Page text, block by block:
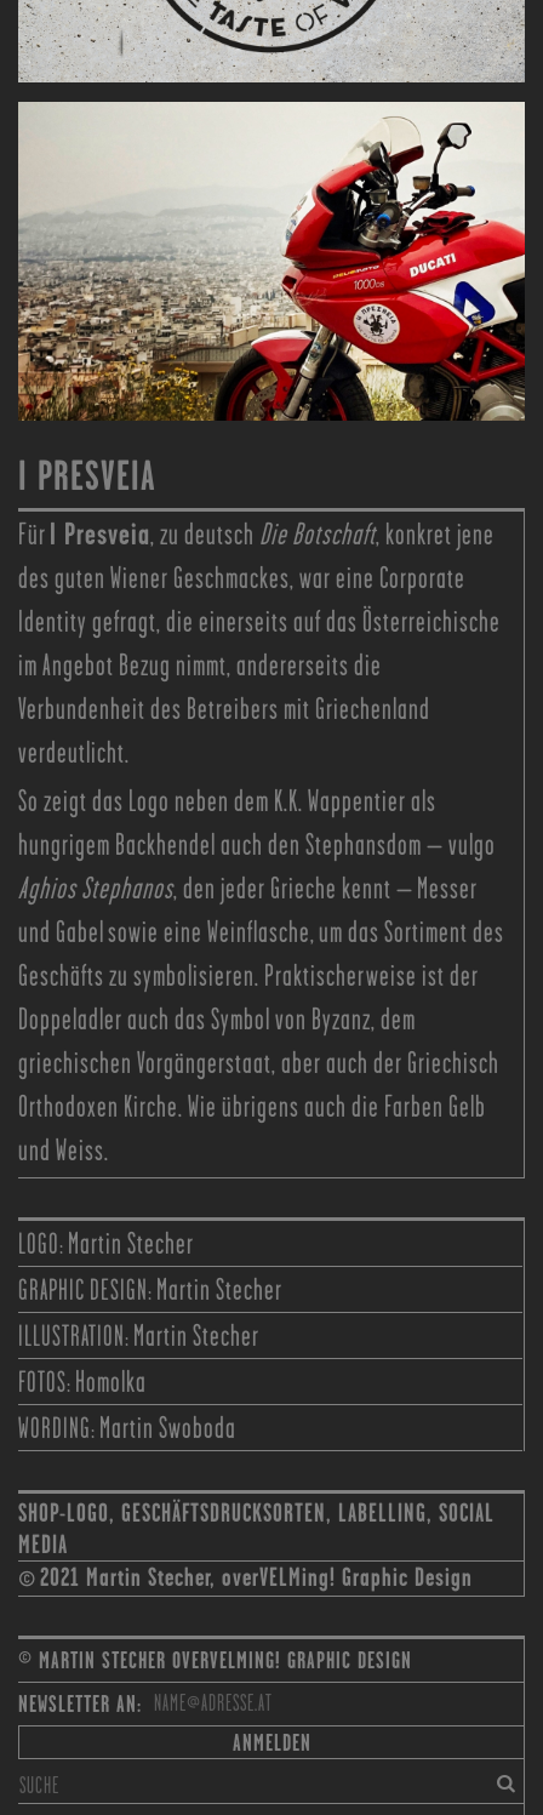
I PRESVEIA
FürI Presveia, zu deutsch Die Botschaft, konkret jene
des guten Wiener Geschmackes, war eine Corporate
Identity gefragt, die einerseits auf das Österreichische
im Angebot Bezug nimmt, andererseits die
Verbundenheit des Betreibers mit Griechenland
verdeutlicht.
So zeigt das Logo neben dem K.K. Wappentier als
hungrigem Backhendel auch den Stephansdom – vulgo
Aghios Stephanos, den jeder Grieche kennt – Messer
und Gabel sowie eine Weinflasche, um das Sortiment des
Geschäfts zu symbolisieren. Praktischerweise ist der
Doppeladler auch das Symbol von Byzanz, dem
griechischen Vorgängerstaat, aber auch der Griechisch
Orthodoxen Kirche. Wie übrigens auch die Farben Gelb
und Weiss.
LOGO: Martin Stecher
GRAPHIC DESIGN: Martin Stecher
ILLUSTRATION: Martin Stecher
FOTOS: Homolka
WORDING: Martin Swoboda
SHOP-LOGO, GESCHÄFTSDRUCKSORTEN, LABELLING, SOCIAL
MEDIA
©2021 Martin Stecher, overVELMing! Graphic Design
© MARTIN STECHER OVERVELMING! GRAPHIC DESIGN
NEWSLETTER AN:
ANMELDEN